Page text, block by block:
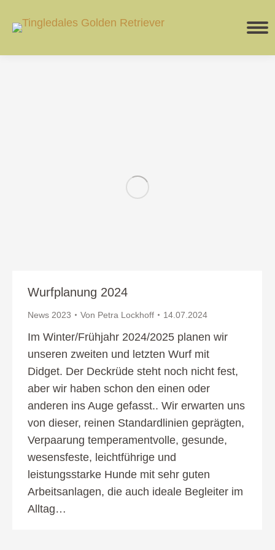
Wurfplanung 2024
News 2023 Von Petra Lockhoff 14.07.2024
Im Winter/Frühjahr 2024/2025 planen wir
unseren zweiten und letzten Wurf mit
Didget. Der Deckrüde steht noch nicht fest,
aber wir haben schon den einen oder
anderen ins Auge gefasst.. Wir erwarten uns
von dieser, reinen Standardlinien geprägten,
Verpaarung temperamentvolle, gesunde,
wesensfeste, leichtführige und
leistungsstarke Hunde mit sehr guten
Arbeitsanlagen, die auch ideale Begleiter im
Alltag…